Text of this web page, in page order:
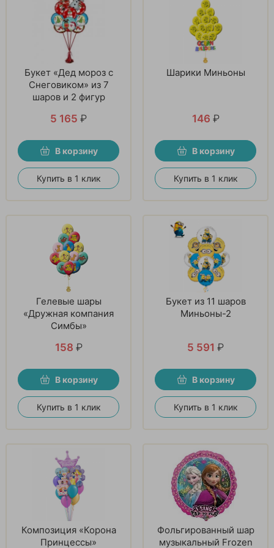
Букет «Дед мороз с
Снеговиком» из 7
шаров и 2 фигур
5 165 ₽
В корзину
Купить в 1 клик
Шарики Миньоны
146 ₽
В корзину
Купить в 1 клик
Гелевые шары
«Дружная компания
Симбы»
158 ₽
В корзину
Купить в 1 клик
Букет из 11 шаров
Миньоны-2
5 591 ₽
В корзину
Купить в 1 клик
Композиция «Корона
Принцессы»
Фольгированный шар
музыкальный Frozen